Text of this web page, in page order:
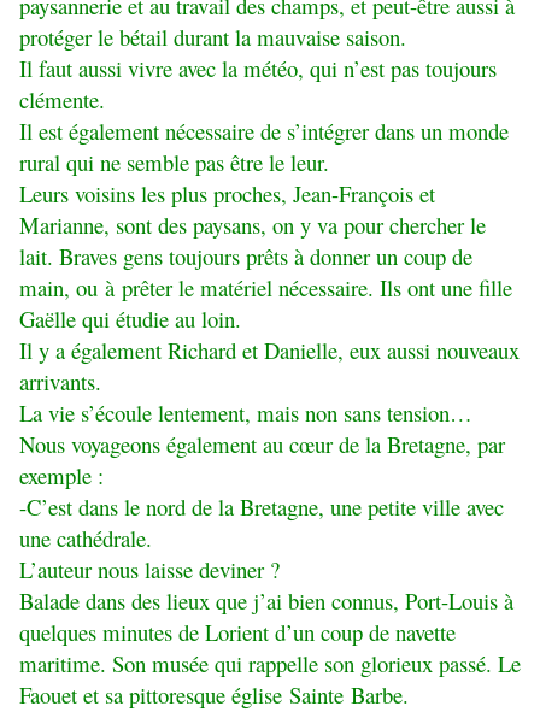
protéger le bétail durant la mauvaise saison.
Il faut aussi vivre avec la météo, qui n’est pas toujours
clémente.
Il est également nécessaire de s’intégrer dans un monde
rural qui ne semble pas être le leur.
Leurs voisins les plus proches, Jean-François et
Marianne, sont des paysans, on y va pour chercher le
lait. Braves gens toujours prêts à donner un coup de
main, ou à prêter le matériel nécessaire. Ils ont une fille
Gaëlle qui étudie au loin.
Il y a également Richard et Danielle, eux aussi nouveaux
arrivants.
La vie s’écoule lentement, mais non sans tension…
Nous voyageons également au cœur de la Bretagne, par
exemple :
-C’est dans le nord de la Bretagne, une petite ville avec
une cathédrale.
L’auteur nous laisse deviner ?
Balade dans des lieux que j’ai bien connus, Port-Louis à
quelques minutes de Lorient d’un coup de navette
maritime. Son musée qui rappelle son glorieux passé. Le
Faouet et sa pittoresque église Sainte Barbe.